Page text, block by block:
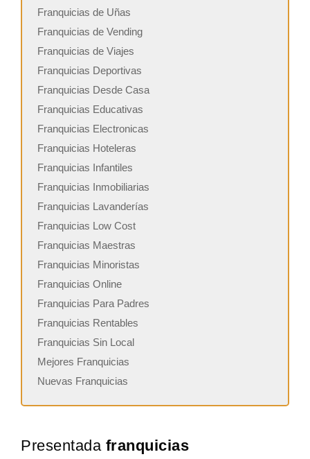
Franquicias de Uñas
Franquicias de Vending
Franquicias de Viajes
Franquicias Deportivas
Franquicias Desde Casa
Franquicias Educativas
Franquicias Electronicas
Franquicias Hoteleras
Franquicias Infantiles
Franquicias Inmobiliarias
Franquicias Lavanderías
Franquicias Low Cost
Franquicias Maestras
Franquicias Minoristas
Franquicias Online
Franquicias Para Padres
Franquicias Rentables
Franquicias Sin Local
Mejores Franquicias
Nuevas Franquicias
Presentada franquicias